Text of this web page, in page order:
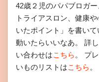
42歳２児のパパブロガ
トライアスロン、健康
いたポイント」を書い
動いたらいいなあ。 詳
い合わせはこちら 。 プ
いものリストはこちら 。